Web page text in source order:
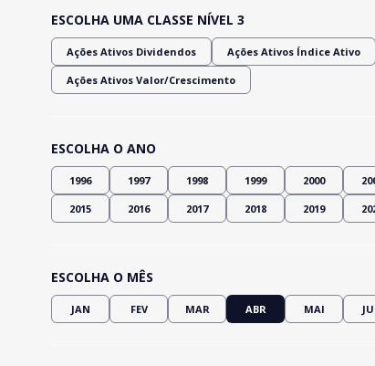
ESCOLHA UMA CLASSE NÍVEL 3
Ações Ativos Dividendos Ações Ativos Índice Ativo
Ações Ativos Valor/Crescimento
ESCOLHA O ANO
1996 1997 1998 1999 2000
2015 2016 2017 2018 2019
ESCOLHA O MÊS
JAN FEV MAR ABR MAI